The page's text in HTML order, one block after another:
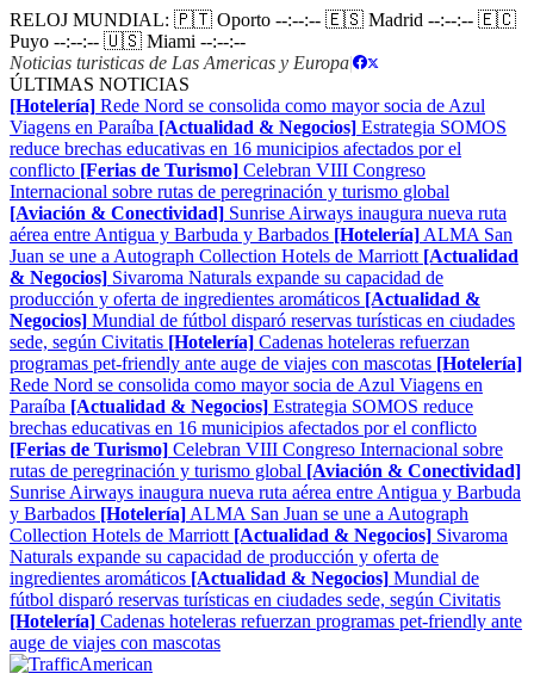
RELOJ MUNDIAL: 🇵🇹 Oporto --:--:-- 🇪🇸 Madrid --:--:-- 🇪🇨
Puyo --:--:-- 🇺🇸 Miami --:--:--
Noticias turisticas de Las Americas y Europa|
ÚLTIMAS NOTICIAS
[Hotelería] Rede Nord se consolida como mayor socia de Azul
Viagens en Paraíba [Actualidad & Negocios] Estrategia SOMOS
reduce brechas educativas en 16 municipios afectados por el
conflicto [Ferias de Turismo] Celebran VIII Congreso
Internacional sobre rutas de peregrinación y turismo global
[Aviación & Conectividad] Sunrise Airways inaugura nueva ruta
aérea entre Antigua y Barbuda y Barbados [Hotelería] ALMA San
Juan se une a Autograph Collection Hotels de Marriott [Actualidad
& Negocios] Sivaroma Naturals expande su capacidad de
producción y oferta de ingredientes aromáticos [Actualidad &
Negocios] Mundial de fútbol disparó reservas turísticas en ciudades
sede, según Civitatis [Hotelería] Cadenas hoteleras refuerzan
programas pet-friendly ante auge de viajes con mascotas [Hotelería]
Rede Nord se consolida como mayor socia de Azul Viagens en
Paraíba [Actualidad & Negocios] Estrategia SOMOS reduce
brechas educativas en 16 municipios afectados por el conflicto
[Ferias de Turismo] Celebran VIII Congreso Internacional sobre
rutas de peregrinación y turismo global [Aviación & Conectividad]
Sunrise Airways inaugura nueva ruta aérea entre Antigua y Barbuda
y Barbados [Hotelería] ALMA San Juan se une a Autograph
Collection Hotels de Marriott [Actualidad & Negocios] Sivaroma
Naturals expande su capacidad de producción y oferta de
ingredientes aromáticos [Actualidad & Negocios] Mundial de
fútbol disparó reservas turísticas en ciudades sede, según Civitatis
[Hotelería] Cadenas hoteleras refuerzan programas pet-friendly ante
auge de viajes con mascotas